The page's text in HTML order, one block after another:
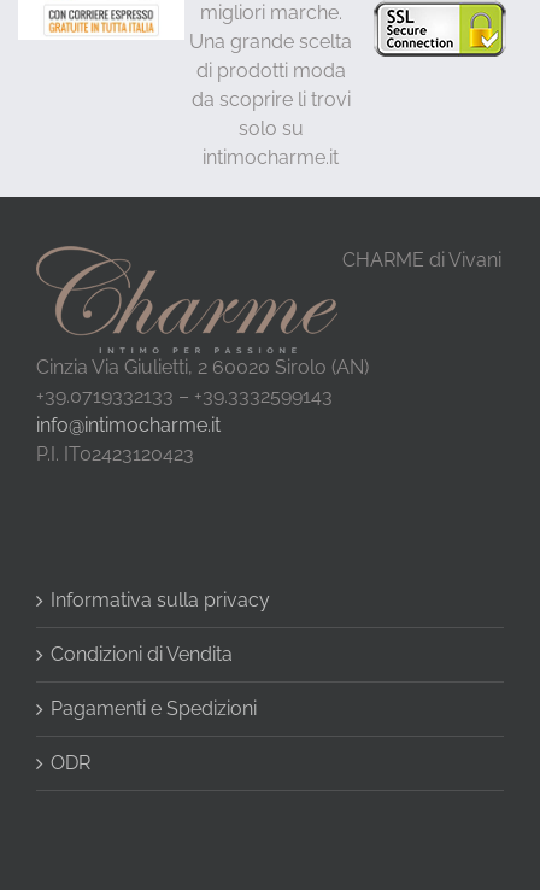
migliori marche.
Una grande scelta
di prodotti moda
da scoprire li trovi
solo su
intimocharme.it
CHARME di Vivani
Cinzia Via Giulietti, 2 60020 Sirolo (AN)
+39.0719332133 – +39.3332599143
info@intimocharme.it
P.I. IT02423120423
Informativa sulla privacy
Condizioni di Vendita
Pagamenti e Spedizioni
ODR